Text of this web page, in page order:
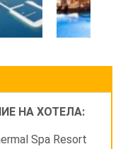
НА ХОТЕЛА:
Spa Resort